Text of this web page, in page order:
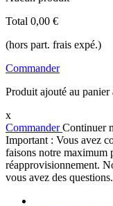
Total 0,00 €
(hors part. frais expé.)
Commander
Produit ajouté au panier
x
CommanderContinuer
Important : Vous avez
faisons notre maximum
réapprovisionnement.
vous avez des